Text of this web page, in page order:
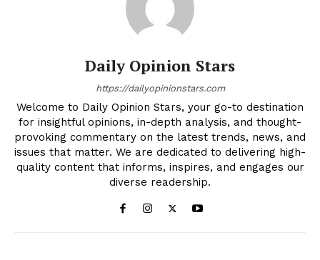
Daily Opinion Stars
https://dailyopinionstars.com
Welcome to Daily Opinion Stars, your go-to destination
for insightful opinions, in-depth analysis, and thought-
provoking commentary on the latest trends, news, and
issues that matter. We are dedicated to delivering high-
quality content that informs, inspires, and engages our
diverse readership.